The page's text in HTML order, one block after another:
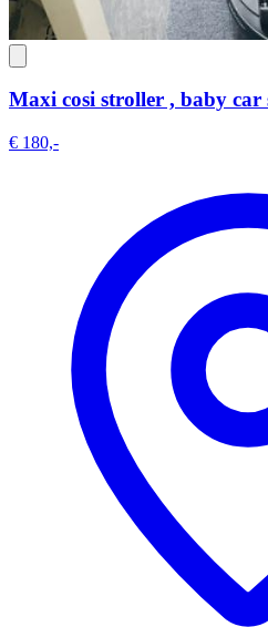
Maxi cosi stroller , baby car
€ 180,-